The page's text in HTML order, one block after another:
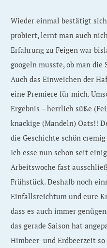
Wieder einmal bestätigt
probiert, lernt man auch
Erfahrung zu Feigen war
googeln musste, ob man die
Auch das Einweichen der
eine Premiere für mich.
Ergebnis – herrlich süße
knackige (Mandeln) Oats!!
die Geschichte schön
Ich esse nun schon seit
Arbeitswoche fast
Frühstück. Deshalb noch
Einfallsreichtum und eure
dass es auch immer
das gerade Saison hat
Himbeer- und Erdbeerzeit